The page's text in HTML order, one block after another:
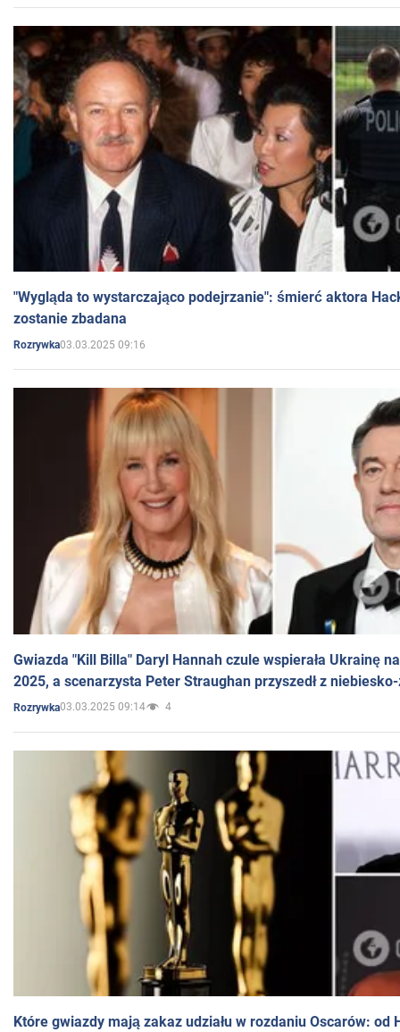
"Wygląda to wystarczająco podejrzanie": śmierć aktora
zostanie zbadana
Rozrywka03.03.2025 09:16
Gwiazda "Kill Billa" Daryl Hannah czule wspierała Ukrainę
2025, a scenarzysta Peter Straughan przyszedł z
Rozrywka03.03.2025 09:14 4
Które gwiazdy mają zakaz udziału w rozdaniu Oscarów: od